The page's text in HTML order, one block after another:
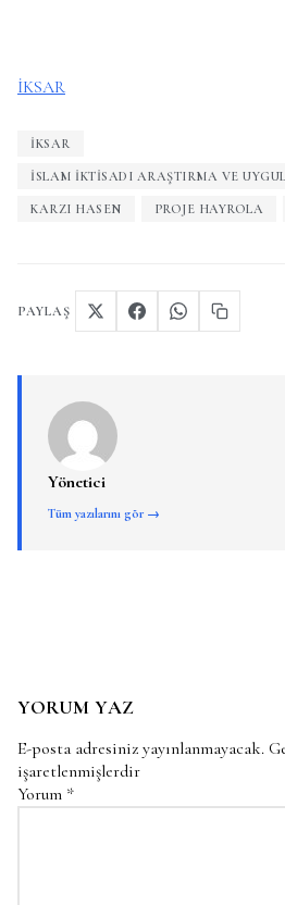
İKSAR
İKSAR
İSLAM İKTISADI ARAŞTIRMA VE
KARZI HASEN PROJE HAYROLA
PAYLAŞ
Yönetici
Tüm yazılarını gör →
YORUM YAZ
E-posta adresiniz yayınlanmayacak.
işaretlenmişlerdir
Yorum *